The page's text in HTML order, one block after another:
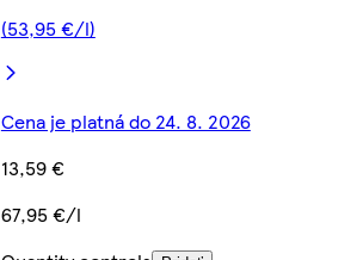
(53,95 €/l)
Cena je platná do 24. 8. 2026
13,59 €
67,95 €/l